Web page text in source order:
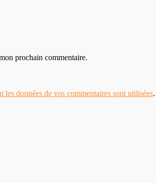
prochain commentaire.
les données de vos commentaires sont utilisées.